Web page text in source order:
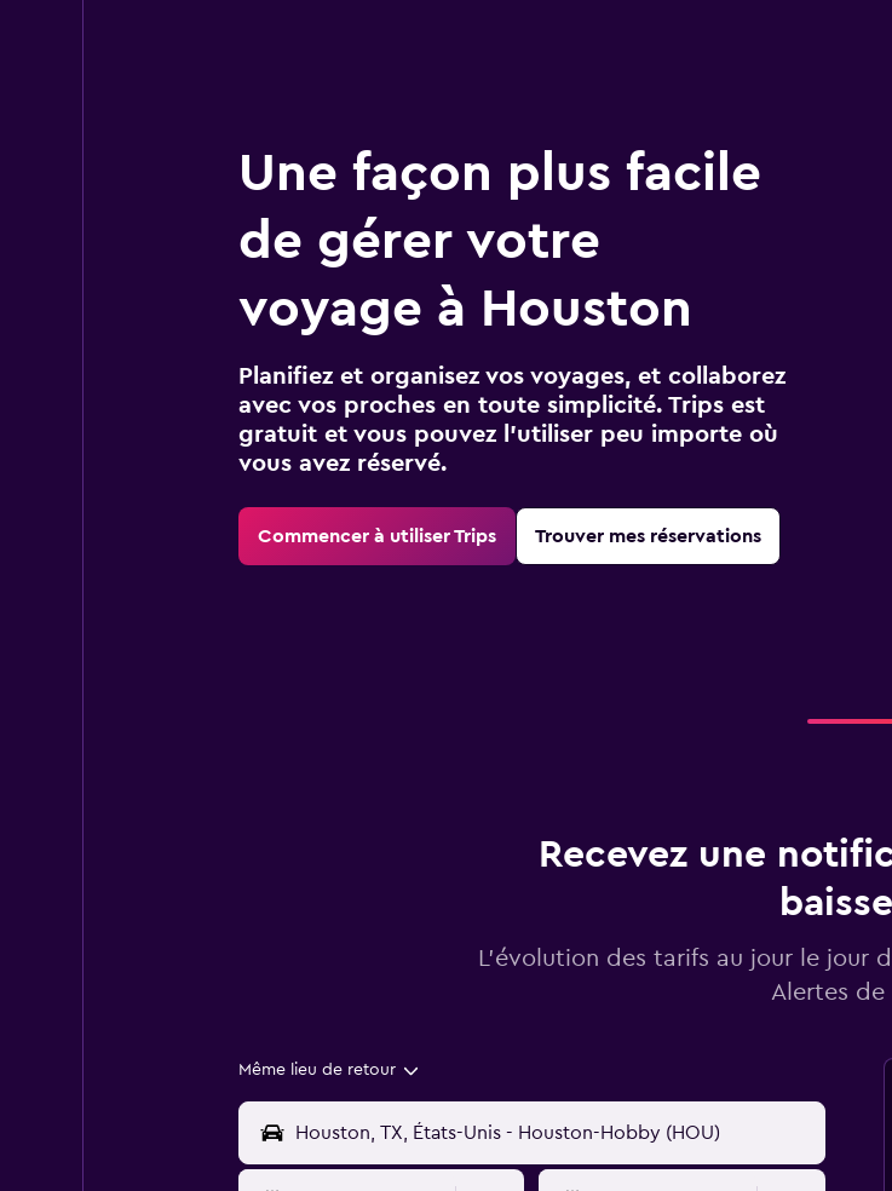
Une façon plus facile
de gérer votre
voyage à Houston
Planifiez et organisez vos voyages, et collaborez
avec vos proches en toute simplicité. Trips est
gratuit et vous pouvez l’utiliser peu importe où
vous avez réservé.
Commencer à utiliser Trips Trouver mes réservations
Recevez une
L’évolution des tarifs au jour le jour
Alertes de
Même lieu de retour